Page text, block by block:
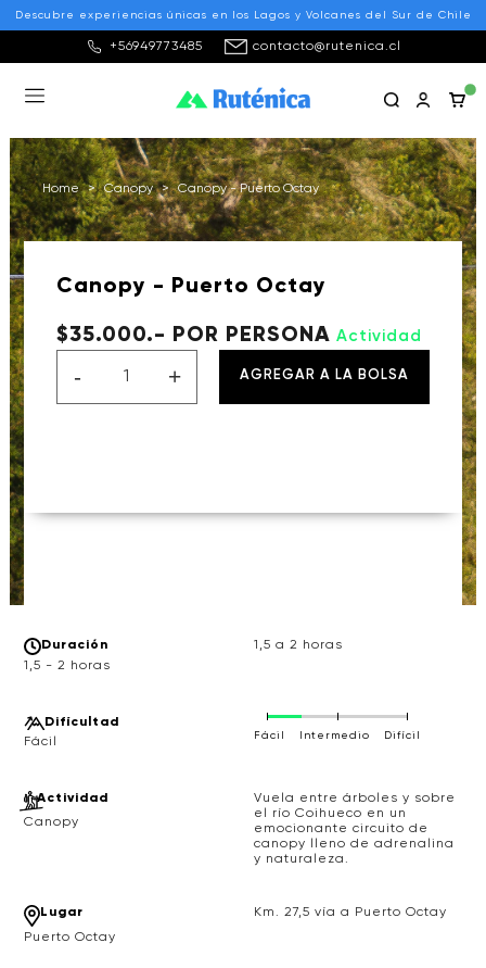
+56949773485 contacto@rutenica.cl
Descubre experiencias únicas en los Lagos y Volcanes del Sur de Chile
Home > Canopy > Canopy - Puerto Octay
Duración
1,5 - 2 horas
1,5 a 2 horas
Difícultad
Fácil Intermedio Difícil
Actividad
Canopy
Vuela entre árboles y sobre
el río Coihueco en un
emocionante circuito de
canopy lleno de adrenalina
y naturaleza.
Lugar
Puerto Octay
Km. 27,5 vía a Puerto Octay
Canopy - Puerto Octay
$35.000.- POR PERSONA Actividad
+
- AGREGAR A LA BOLSA